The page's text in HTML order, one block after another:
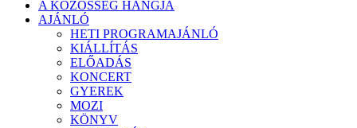
A KÖZÖSSÉG HANGJA
AJÁNLÓ
HETI PROGRAMAJÁNLÓ
KIÁLLÍTÁS
ELŐADÁS
KONCERT
GYEREK
MOZI
KÖNYV